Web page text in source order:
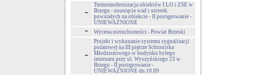
Termomodernizacja obiektów I LO i ZSE w
Brzegu - usunięcie wad i usterek
powstałych na obiekcie - II postępowanie -
UNIEWAŻNIONE
Wycena nieruchomości - Powiat Brzeski
Projekt i wykonanie systemu sygnalizacji
pożarowej na III piętrze Schroniska
Młodzieżowego w budynku byłego
internatu przy ul. Wyszyńskiego 23 w
Brzegu - II postępowanie -
UNIEWAŻNIONE dn.10.09